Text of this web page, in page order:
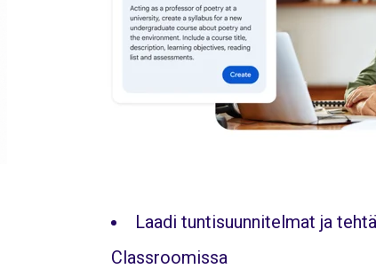
Laadi tuntisuunnitelmat ja
Classroomissa